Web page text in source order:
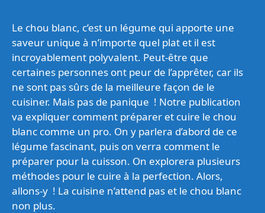
Le chou blanc, c’est un légume qui apporte une
saveur unique à n’importe quel plat et il est
incroyablement polyvalent. Peut-être que
certaines personnes ont peur de l’apprêter, car ils
ne sont pas sûrs de la meilleure façon de le
cuisiner. Mais pas de panique ! Notre publication
va expliquer comment préparer et cuire le chou
blanc comme un pro. On y parlera d’abord de ce
légume fascinant, puis on verra comment le
préparer pour la cuisson. On explorera plusieurs
méthodes pour le cuire à la perfection. Alors,
allons-y ! La cuisine n’attend pas et le chou blanc
non plus.